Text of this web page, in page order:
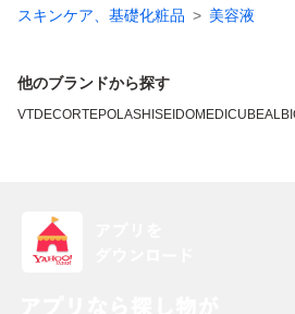
スキンケア、基礎化粧品
美容液
他のブランドから探す
VTDECORTEPOLASHISEIDOMEDICUBE